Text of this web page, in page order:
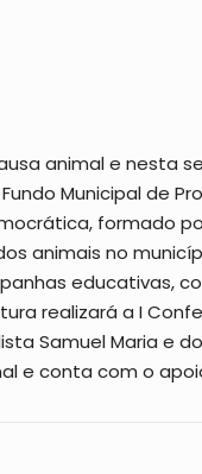
animal e nesta
Municipal de
formado
animais no
educativas,
realizará a I
Samuel Maria e
e conta com o